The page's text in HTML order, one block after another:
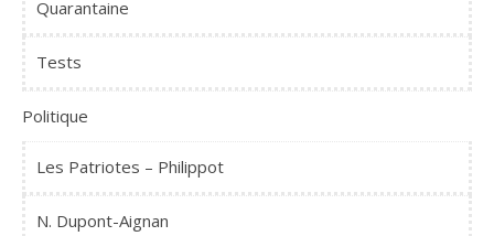
Quarantaine
Tests
Politique
Les Patriotes – Philippot
N. Dupont-Aignan